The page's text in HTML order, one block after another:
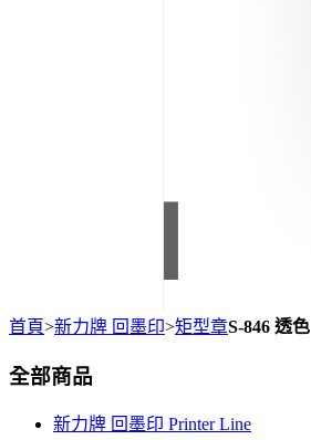
首頁>新力牌 回墨印>矩型章S-846 透色
全部商品
新力牌 回墨印 Printer Line